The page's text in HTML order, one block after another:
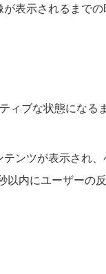
表示されるまでの
ィブな状態になる
ンツが表示され
以内にユーザーの